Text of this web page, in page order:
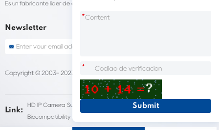
Es un fabricante líder de accesorios para prendas de vestir en China.
Newsletter
Copyright © 2003- 2023 China Shantou LIJIE company
Link:
HD IP Camera Supplier Fleet Dash Cam
Biocompatibility testing
*
*